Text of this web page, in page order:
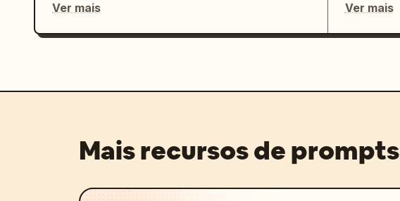
Ver mais
Ver mais
Mais recursos de prompts